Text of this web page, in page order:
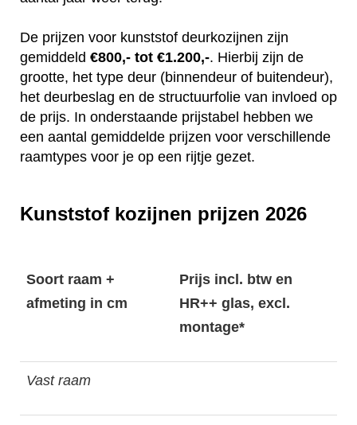
De prijzen voor kunststof deurkozijnen zijn
gemiddeld €800,- tot €1.200,-. Hierbij zijn de
grootte, het type deur (binnendeur of buitendeur),
het deurbeslag en de structuurfolie van invloed op
de prijs. In onderstaande prijstabel hebben we
een aantal gemiddelde prijzen voor verschillende
raamtypes voor je op een rijtje gezet.
Kunststof kozijnen prijzen 2026
Soort raam +
afmeting in cm
Prijs incl. btw en
HR++ glas, excl.
montage*
Vast raam